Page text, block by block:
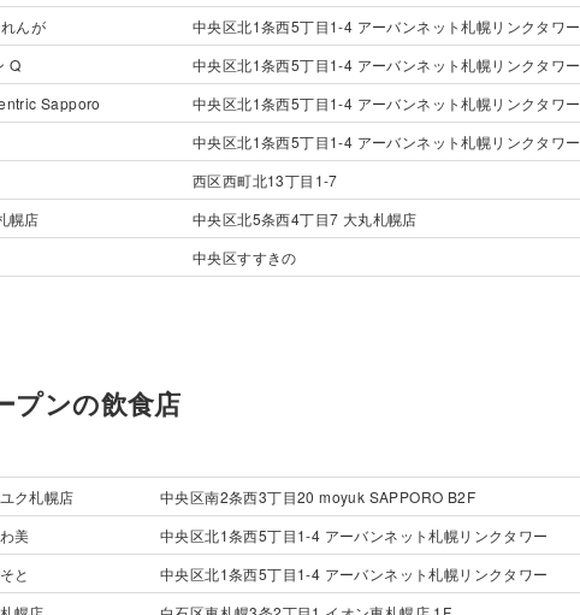
んが
中央区北1条西5丁目1-4 アーバンネット札幌リンクタワー
Q
中央区北1条西5丁目1-4 アーバンネット札幌リンクタワー
Sapporo
中央区北1条西5丁目1-4 アーバンネット札幌リンクタワー
中央区北1条西5丁目1-4 アーバンネット札幌リンクタワー
西区西町北13丁目1-7
幌店
中央区北5条西4丁目7 大丸札幌店
中央区すすきの
プンの飲食店
ク札幌店
中央区南2条西3丁目20 moyuk SAPPORO B2F
美
中央区北1条西5丁目1-4 アーバンネット札幌リンクタワー
と
中央区北1条西5丁目1-4 アーバンネット札幌リンクタワー